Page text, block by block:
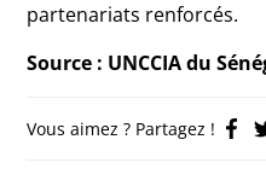
partenariats renforcés.
Source : UNCCIA du
Vous aimez ? Partagez !